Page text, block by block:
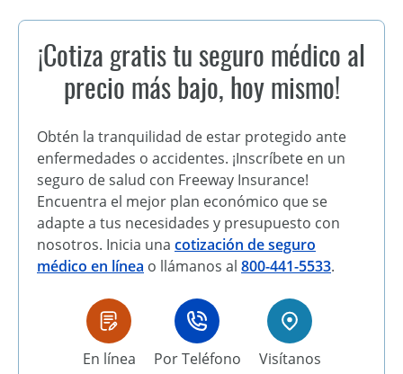
¡Cotiza gratis tu seguro médico al
precio más bajo, hoy mismo!
Obtén la tranquilidad de estar protegido ante
enfermedades o accidentes. ¡Inscríbete en un
seguro de salud con Freeway Insurance!
Encuentra el mejor plan económico que se
adapte a tus necesidades y presupuesto con
nosotros. Inicia una cotización de seguro
médico en línea o llámanos al 800-441-5533.
En línea Por Teléfono Visítanos